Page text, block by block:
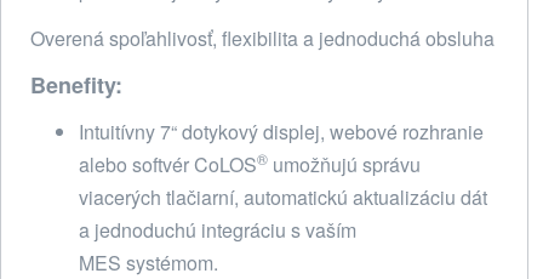
Overená spoľahlivosť, flexibilita a jednoduchá obsluha
Benefity:
Intuitívny 7“ dotykový displej, webové rozhranie
alebo softvér CoLOS® umožňujú správu
viacerých tlačiarní, automatickú aktualizáciu dát
a jednoduchú integráciu s vaším
MES systémom.